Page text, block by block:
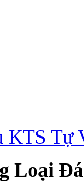
KTS Tự
Loại Đá